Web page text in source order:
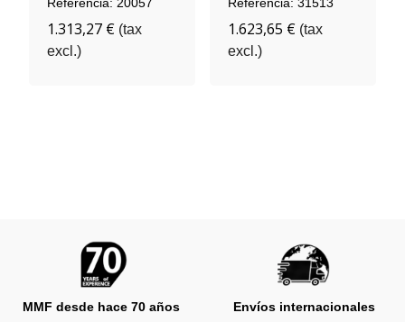
1.313,27 € (tax
excl.)
1.623,65 € (tax
excl.)
MMF desde hace 70 años Envíos internacionales